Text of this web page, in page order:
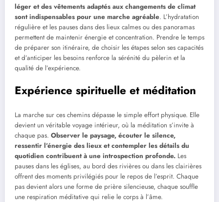
léger et des vêtements adaptés aux changements de climat
sont indispensables pour une marche agréable. L’hydratation
régulière et les pauses dans des lieux calmes ou des panoramas
permettent de maintenir énergie et concentration. Prendre le temps
de préparer son itinéraire, de choisir les étapes selon ses capacités
et d’anticiper les besoins renforce la sérénité du pèlerin et la
qualité de l’expérience.
Expérience spirituelle et méditation
La marche sur ces chemins dépasse le simple effort physique. Elle
devient un véritable voyage intérieur, où la méditation s’invite à
chaque pas. Observer le paysage, écouter le silence,
ressentir l’énergie des lieux et contempler les détails du
quotidien contribuent à une introspection profonde. Les
pauses dans les églises, au bord des rivières ou dans les clairières
offrent des moments privilégiés pour le repos de l’esprit. Chaque
pas devient alors une forme de prière silencieuse, chaque souffle
une respiration méditative qui relie le corps à l’âme.